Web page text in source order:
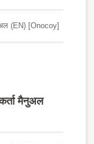
(EN) [Onocoy]
मैनुअल